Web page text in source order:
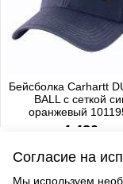
Бейсболка Carhartt
BALL с сеткой
оранжевый
4 480 р.
Согласие на
Мы используем